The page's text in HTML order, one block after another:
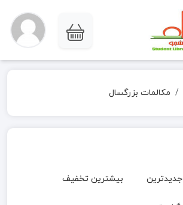
مکالمات بزرگسال
جدیدترین بیشترین تخفیف